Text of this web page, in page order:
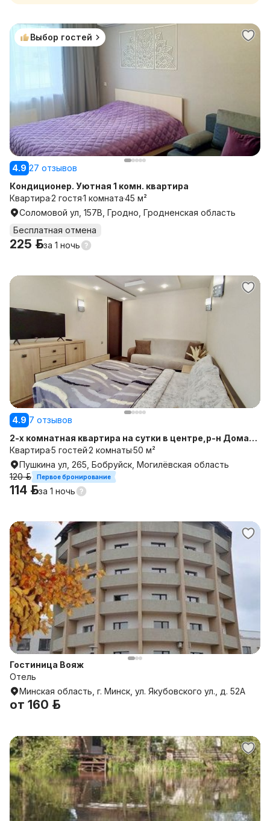
Выбор гостей
4.9 27 отзывов
Кондиционер. Уютная 1 комн. квартира
Квартира2 гостя1 комната45 м²
Соломовой ул, 157В, Гродно, Гродненская область
Бесплатная отмена
225 р.за 1 ночь
4.9 7 отзывов
2-х комнатная квартира на сутки в центре,р-н Дома
связи
Квартира5 гостей2 комнаты50 м²
Пушкина ул, 265, Бобруйск, Могилёвская область
120 р.
Первое бронирование
114 р.за 1 ночь
Гостиница Вояж
Отель
Минская область, г. Минск, ул. Якубовского ул., д. 52А
от 160 р.